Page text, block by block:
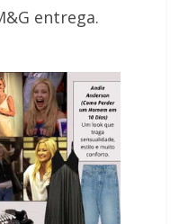
entrega.